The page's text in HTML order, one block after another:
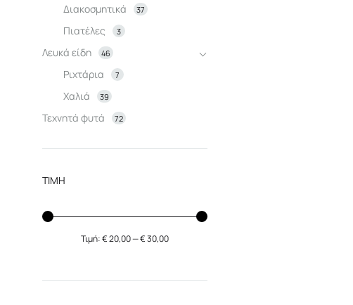
Διακοσμητικά 37
Πιατέλες 3
Λευκά είδη 46
Ριχτάρια 7
Χαλιά 39
Τεχνητά φυτά 72
ΤΙΜΗ
Τιμή:€ 20,00—€ 30,00